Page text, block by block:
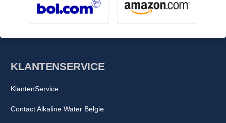
KLANTENSERVICE
KlantenService
Contact Alkaline Water Belgie